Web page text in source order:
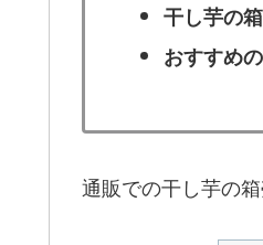
干し芋の
おすすめ
通販での干し芋の